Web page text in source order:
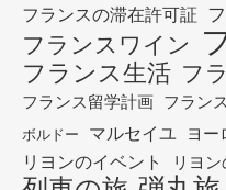
フランスの滞在許可証
フランスワイン
フランス生活 フ
フランス留学計画 フラン
ボルドー
マルセイユ ヨー
リヨンのイベント リヨ